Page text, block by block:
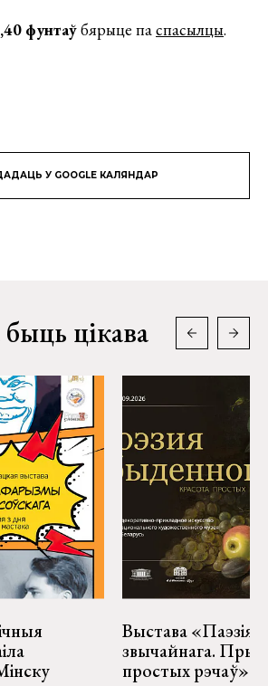
фунтаўбярыце паспасылцы.
У GOOGLE КАЛЯНДАР
цікава
Выстава «Паэзія
звычайнага.
простых рэчаў» у